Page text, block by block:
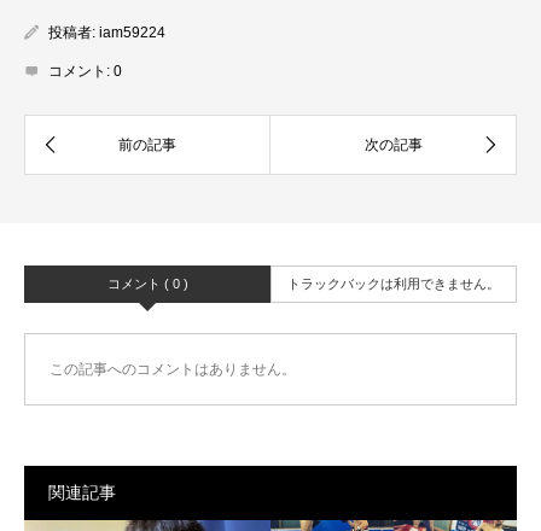
投稿者: iam59224
コメント: 0
コメント ( 0 ) トラックバックは利用できません。
この記事へのコメントはありません。
関連記事